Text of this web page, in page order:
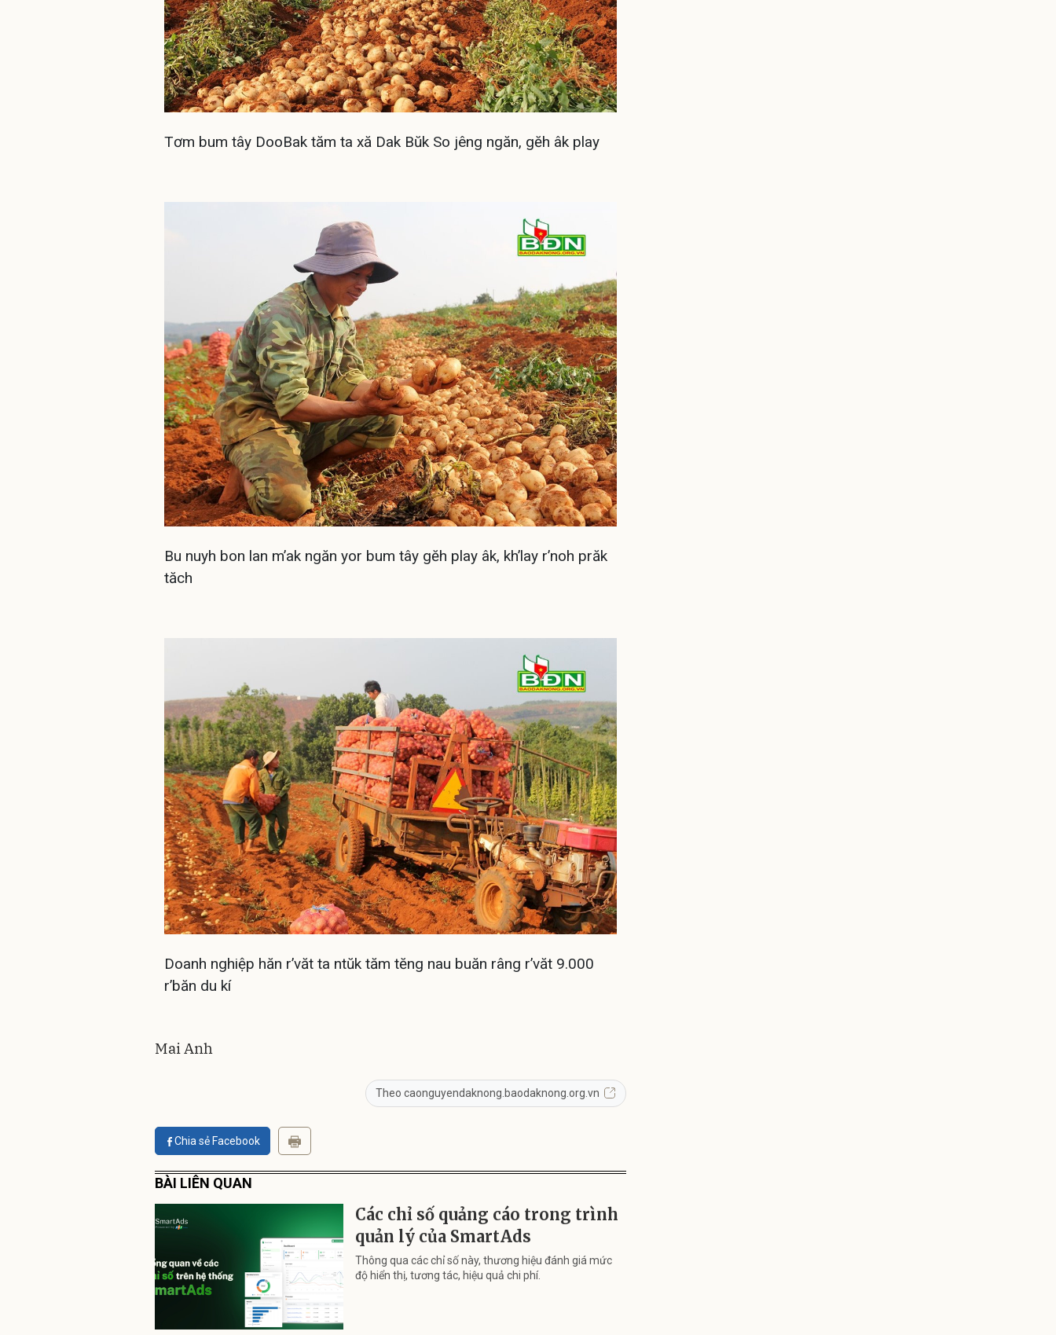
Tơm bum tây DooBak tăm ta xă Dak Bŭk So jêng ngăn, gĕh âk play
Bu nuyh bon lan m’ak ngăn yor bum tây gĕh play âk, kh’lay r’noh prăk
tăch
Doanh nghiệp hăn r’văt ta ntŭk tăm tĕng nau buăn râng r’văt 9.000
r’băn du kí
Mai Anh
Theo caonguyendaknong.baodaknong.org.vn
Chia sẻ Facebook
BÀI LIÊN QUAN
Các chỉ số quảng cáo trong trình
quản lý của SmartAds
Thông qua các chỉ số này, thương hiệu đánh giá mức
độ hiển thị, tương tác, hiệu quả chi phí.